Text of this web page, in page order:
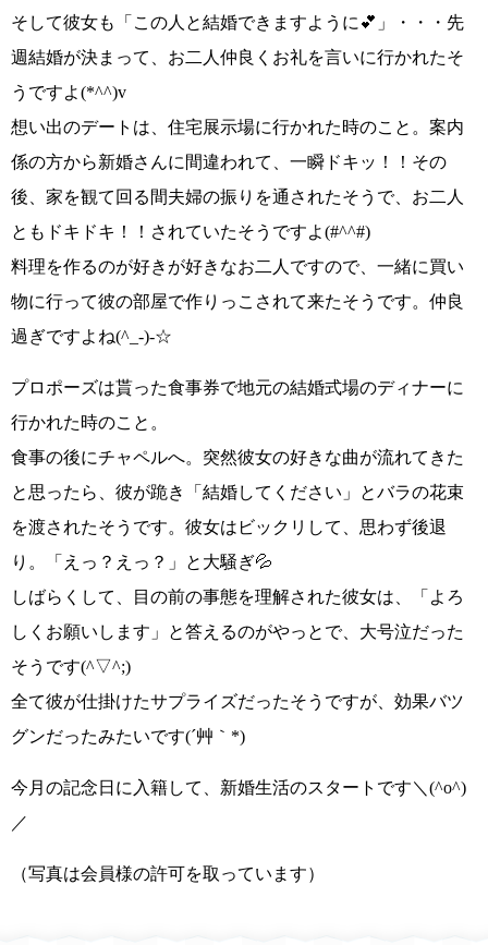
そして彼女も
「この人と結婚できますように💕」
・・・先
週結婚が決まって、お二人仲良くお礼を言いに行かれたそ
うですよ(*^^)v
想い出のデートは、住宅展示場に行かれた時のこと。案内
係の方から新婚さんに間違われて、一瞬 ドキッ！！ その
後、家を観て回る間夫婦の振りを通されたそうで、お二人
とも ドキドキ！！ されていたそうですよ(#^^#)
料理を作るのが好きが好きなお二人ですので、一緒に買い
物に行って彼の部屋で作りっこされて来たそうです。仲良
過ぎですよね(^_-)-☆
プロポーズは貰った食事券で地元の結婚式場のディナーに
行かれた時のこと。
食事の後にチャペルへ。突然彼女の好きな曲が流れてきた
と思ったら、彼が跪き
「結婚してください」
とバラの花束
を渡されたそうです。彼女はビックリして、思わず後退
り。
「えっ？えっ？」
と大騒ぎ💦
しばらくして、目の前の事態を理解された彼女は、
「よろ
しくお願いします」
と答えるのがやっとで、大号泣だった
そうです(^▽^;)
全て彼が仕掛けたサプライズだったそうですが、効果バツ
グンだったみたいです(´艸｀*)
今月の記念日に入籍して、新婚生活のスタートです＼(^o^)
／
（写真は会員様の許可を取っています）